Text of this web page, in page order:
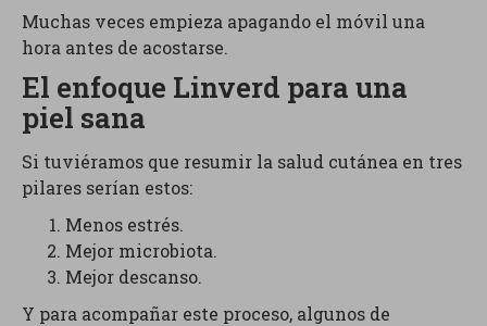
Muchas veces empieza apagando el móvil una
hora antes de acostarse.
El enfoque Linverd para una
piel sana
Si tuviéramos que resumir la salud cutánea en tres
pilares serían estos:
Menos estrés.
Mejor microbiota.
Mejor descanso.
Y para acompañar este proceso, algunos de